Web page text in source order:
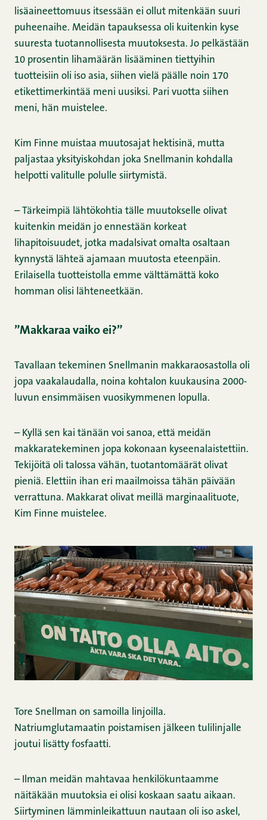
lisäaineettomuus itsessään ei ollut mitenkään suuri
puheenaihe. Meidän tapauksessa oli kuitenkin kyse
suuresta tuotannollisesta muutoksesta. Jo pelkästään
10 prosentin lihamäärän lisääminen tiettyihin
tuotteisiin oli iso asia, siihen vielä päälle noin 170
etikettimerkintää meni uusiksi. Pari vuotta siihen
meni, hän muistelee.
Kim Finne muistaa muutosajat hektisinä, mutta
paljastaa yksityiskohdan joka Snellmanin kohdalla
helpotti valitulle polulle siirtymistä.
– Tärkeimpiä lähtökohtia tälle muutokselle olivat
kuitenkin meidän jo ennestään korkeat
lihapitoisuudet, jotka madalsivat omalta osaltaan
kynnystä lähteä ajamaan muutosta eteenpäin.
Erilaisella tuotteistolla emme välttämättä koko
homman olisi lähteneetkään.
”Makkaraa vaiko ei?”
Tavallaan tekeminen Snellmanin makkaraosastolla oli
jopa vaakalaudalla, noina kohtalon kuukausina 2000-
luvun ensimmäisen vuosikymmenen lopulla.
– Kyllä sen kai tänään voi sanoa, että meidän
makkaratekeminen jopa kokonaan kyseenalaistettiin.
Tekijöitä oli talossa vähän, tuotantomäärät olivat
pieniä. Elettiin ihan eri maailmoissa tähän päivään
verrattuna. Makkarat olivat meillä marginaalituote,
Kim Finne muistelee.
Tore Snellman on samoilla linjoilla.
Natriumglutamaatin poistamisen jälkeen tulilinjalle
joutui lisätty fosfaatti.
– Ilman meidän mahtavaa henkilökuntaamme
näitäkään muutoksia ei olisi koskaan saatu aikaan.
Siirtyminen lämminleikattuun nautaan oli iso askel,